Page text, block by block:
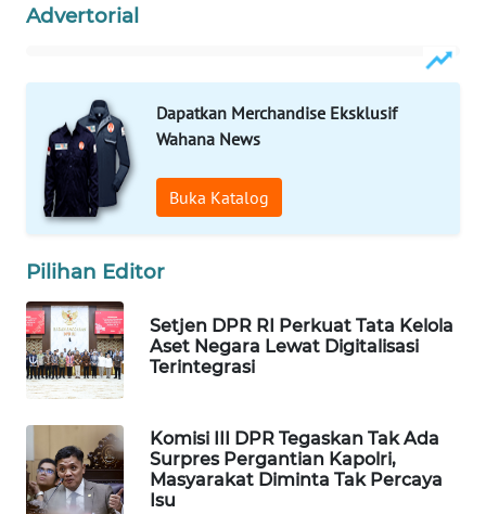
Advertorial
Dapatkan Merchandise Eksklusif
Wahana News
Buka Katalog
Pilihan Editor
Setjen DPR RI Perkuat Tata Kelola
Aset Negara Lewat Digitalisasi
Terintegrasi
Komisi III DPR Tegaskan Tak Ada
Surpres Pergantian Kapolri,
Masyarakat Diminta Tak Percaya
Isu
WAHANA
TANI
WAHANA
ADVOKAT
INFRASTRUKTUR
WAHANA
KONSUMEN
WAHANA
LISTRIK